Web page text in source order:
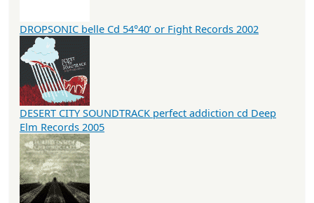
DROPSONIC belle Cd 54°40’ or Fight Records 2002
DESERT CITY SOUNDTRACK perfect addiction cd Deep
Elm Records 2005